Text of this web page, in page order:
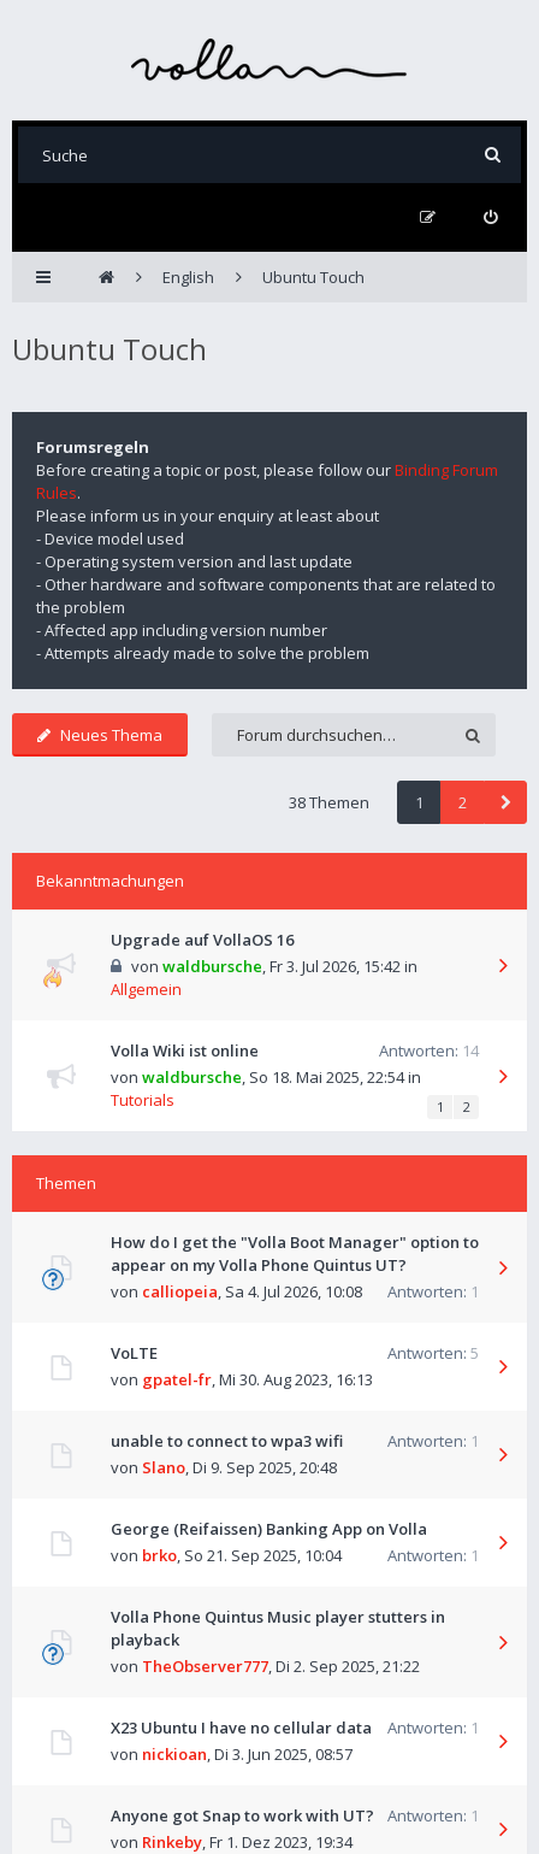
English Ubuntu Touch
Ubuntu Touch
Forumsregeln
Before creating a topic or post, please follow ourBinding Forum
Rules.
Please inform us in your enquiry at least about
- Device model used
- Operating system version and last update
- Other hardware and software components that are related to
the problem
- Affected app including version number
- Attempts already made to solve the problem
Neues Thema
38 Themen 1 2
Bekanntmachungen
Upgrade auf VollaOS 16
von waldbursche,Fr 3. Jul 2026, 15:42in
Allgemein
Volla Wiki ist online Antworten: 14
von waldbursche, So 18. Mai 2025, 22:54in
Tutorials
1 2
Themen
How do I get the "Volla Boot Manager" option to
appear on my Volla Phone Quintus UT?
Antworten: 1
von calliopeia, Sa 4. Jul 2026, 10:08
VoLTE Antworten: 5
von gpatel-fr,Mi 30. Aug 2023, 16:13
unable to connect to wpa3 wifi Antworten: 1
von Slano,Di 9. Sep 2025, 20:48
George (Reifaissen) Banking App on Volla
Antworten: 1
von brko, So 21. Sep 2025, 10:04
Volla Phone Quintus Music player stutters in
playback
von TheObserver777,Di 2. Sep 2025, 21:22
X23 Ubuntu I have no cellular data Antworten: 1
von nickioan,Di 3. Jun 2025, 08:57
Anyone got Snap to work with UT? Antworten: 1
von Rinkeby,Fr 1. Dez 2023, 19:34